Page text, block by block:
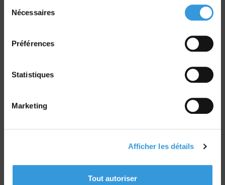
Nécessaires
Préférences
Statistiques
Marketing
Afficher les détails
Tout autoriser
Route de la Chapelle Réanville